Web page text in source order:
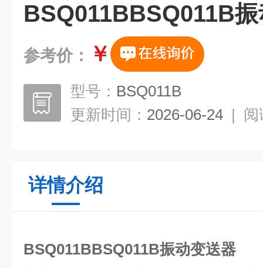
BSQ011BBSQ011B
参考价： ￥
型号： BSQ011B
更新时间： 2026-06-24 | 阅
详情介绍
BSQ011BBSQ011B振动变送器